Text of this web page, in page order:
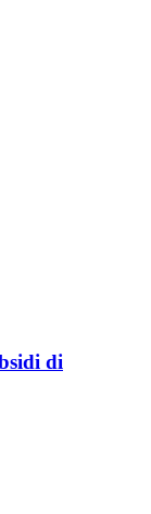
di